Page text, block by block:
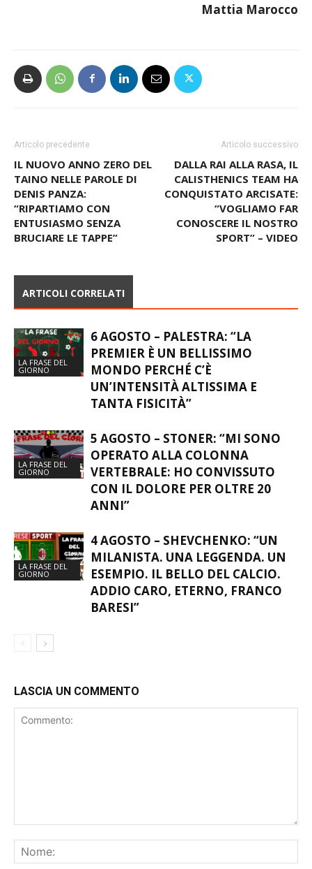
Mattia Marocco
Articolo precedente
IL NUOVO ANNO ZERO DEL
TAINO NELLE PAROLE DI
DENIS PANZA:
“RIPARTIAMO CON
ENTUSIASMO SENZA
BRUCIARE LE TAPPE”
Articolo successivo
DALLA RAI ALLA RASA, IL
CALISTHENICS TEAM HA
CONQUISTATO ARCISATE:
“VOGLIAMO FAR
CONOSCERE IL NOSTRO
SPORT” – VIDEO
ARTICOLI CORRELATI
LA FRASE DEL
GIORNO
6 AGOSTO – PALESTRA: “LA
PREMIER È UN BELLISSIMO
MONDO PERCHÉ C’È
UN’INTENSITÀ ALTISSIMA E
TANTA FISICITÀ”
LA FRASE DEL
GIORNO
5 AGOSTO – STONER: “MI SONO
OPERATO ALLA COLONNA
VERTEBRALE: HO CONVISSUTO
CON IL DOLORE PER OLTRE 20
ANNI”
LA FRASE DEL
GIORNO
4 AGOSTO – SHEVCHENKO: “UN
MILANISTA. UNA LEGGENDA. UN
ESEMPIO. IL BELLO DEL CALCIO.
ADDIO CARO, ETERNO, FRANCO
BARESI”
LASCIA UN COMMENTO